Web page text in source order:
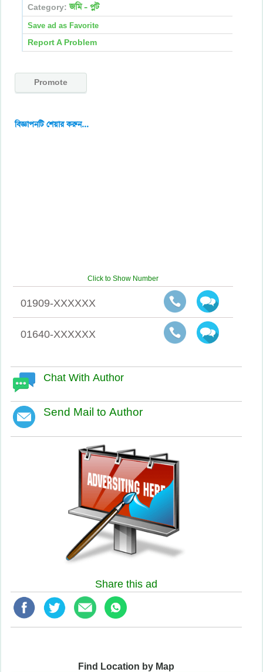
Category:জমি - প্লট
Report A Problem
Promote
বিজ্ঞাপনটি শেয়ার করুন...
Click to Show Number
01909-XXXXXX
01640-XXXXXX
Chat With Author
Send Mail to Author
Share this ad
Find Location by Map